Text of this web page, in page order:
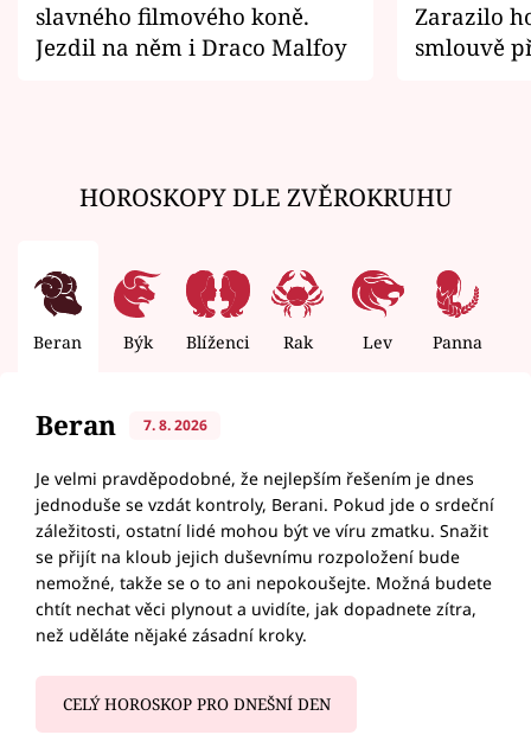
slavného filmového koně.
Jezdil na něm i Draco Malfoy
Zarazilo
smlouvě
HOROSKOPY DLE ZVĚROKRUHU
Beran Býk Blíženci Rak Lev Panna
Beran 7. 8. 2026
Je velmi pravděpodobné, že nejlepším řešením je dnes
jednoduše se vzdát kontroly, Berani. Pokud jde o srdeční
záležitosti, ostatní lidé mohou být ve víru zmatku. Snažit
se přijít na kloub jejich duševnímu rozpoložení bude
nemožné, takže se o to ani nepokoušejte. Možná budete
chtít nechat věci plynout a uvidíte, jak dopadnete zítra,
než uděláte nějaké zásadní kroky.
CELÝ HOROSKOP PRO DNEŠNÍ DEN